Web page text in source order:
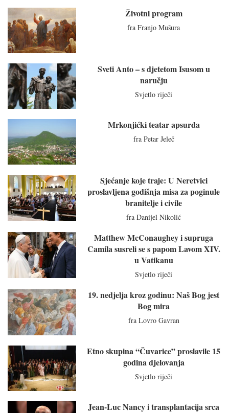
Životni program
fra Franjo Mušura
Sveti Anto – s djetetom Isusom u
naručju
Svjetlo riječi
Mrkonjićki teatar apsurda
fra Petar Jeleč
Sjećanje koje traje: U Neretvici
proslavljena godišnja misa za poginule
branitelje i civile
fra Danijel Nikolić
Matthew McConaughey i supruga
Camila susreli se s papom Lavom XIV.
u Vatikanu
Svjetlo riječi
19. nedjelja kroz godinu: Naš Bog jest
Bog mira
fra Lovro Gavran
Etno skupina “Čuvarice” proslavile 15
godina djelovanja
Svjetlo riječi
Jean-Luc Nancy i transplantacija srca